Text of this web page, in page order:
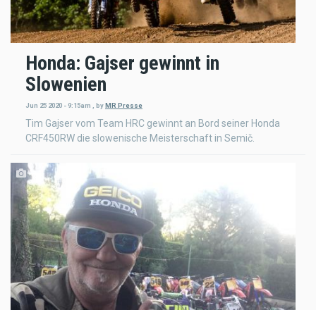
Honda: Gajser gewinnt in
Slowenien
Jun 25 2020 - 9:15am byMR Presse
Tim Gajser vom Team HRC gewinnt an Bord seiner Honda
CRF450RW die slowenische Meisterschaft in Semič.